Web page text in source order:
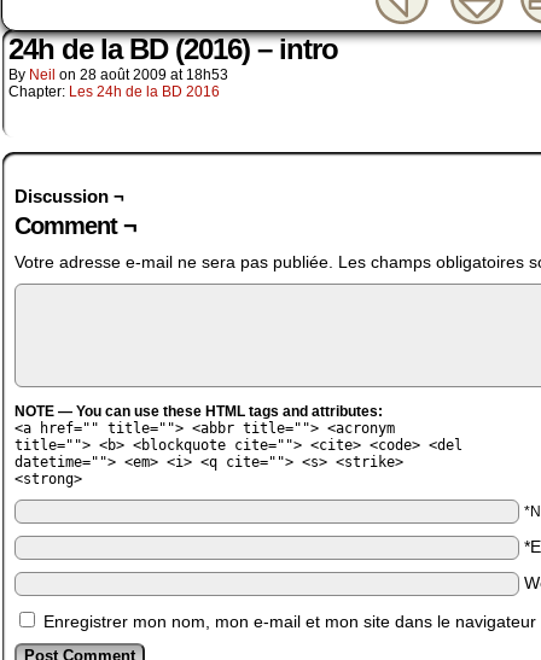
24h de la BD (2016) – intro
By Neil on 28 août 2009 at 18h53
Chapter: Les 24h de la BD 2016
Discussion ¬
Comment ¬
Votre adresse e-mail ne sera pas publiée. Les champs obligatoires
NOTE — You can use these HTML tags and attributes:
<a href="" title=""> <abbr title=""> <acronym
title=""> <b> <blockquote cite=""> <cite> <code> <del
datetime=""> <em> <i> <q cite=""> <s> <strike>
<strong>
Enregistrer mon nom, mon e-mail et mon site dans le